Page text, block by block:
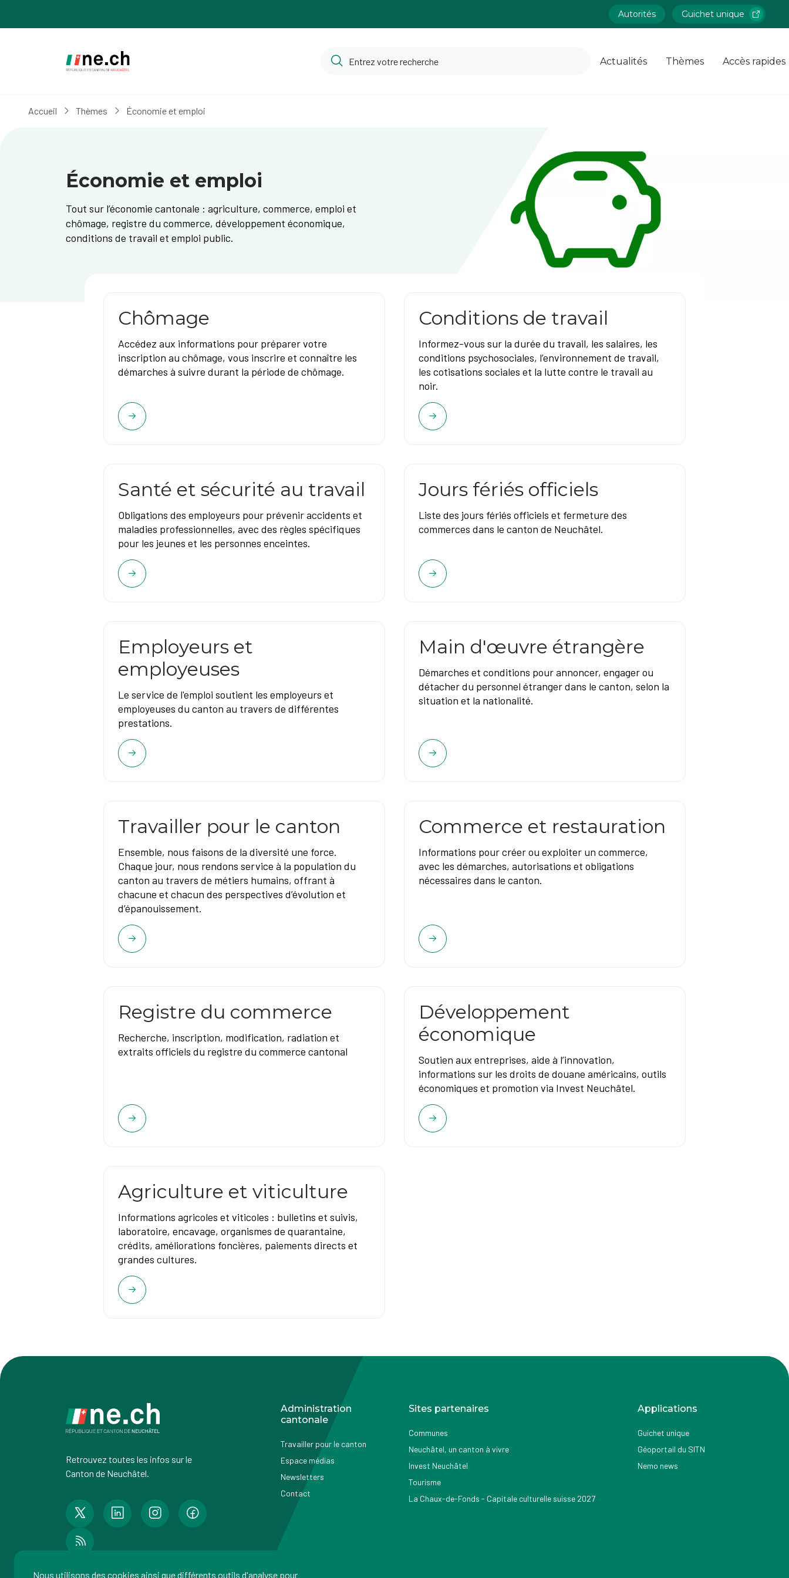
Autorités Guichet unique
Actualités Thèmes Accès rapides
Accueil Thèmes Économie et emploi
Économie et emploi
Tout sur l’économie cantonale : agriculture, commerce, emploi et
chômage, registre du commerce, développement économique,
conditions de travail et emploi public.
Chômage
Accédez aux informations pour préparer votre
inscription au chômage, vous inscrire et connaître les
démarches à suivre durant la période de chômage.
Conditions de travail
Informez-vous sur la durée du travail, les salaires, les
conditions psychosociales, l’environnement de travail,
les cotisations sociales et la lutte contre le travail au
noir.
Santé et sécurité au travail
Obligations des employeurs pour prévenir accidents et
maladies professionnelles, avec des règles spécifiques
pour les jeunes et les personnes enceintes.
Jours fériés officiels
Liste des jours fériés officiels et fermeture des
commerces dans le canton de Neuchâtel.
Employeurs et
employeuses
Le service de l'emploi soutient les employeurs et
employeuses du canton au travers de différentes
prestations.
Main d'œuvre étrangère
Démarches et conditions pour annoncer, engager ou
détacher du personnel étranger dans le canton, selon la
situation et la nationalité.
Travailler pour le canton
Ensemble, nous faisons de la diversité une force.
Chaque jour, nous rendons service à la population du
canton au travers de métiers humains, offrant à
chacune et chacun des perspectives d’évolution et
d’épanouissement.
Commerce et restauration
Informations pour créer ou exploiter un commerce,
avec les démarches, autorisations et obligations
nécessaires dans le canton.
Registre du commerce
Recherche, inscription, modification, radiation et
extraits officiels du registre du commerce cantonal
Développement
économique
Soutien aux entreprises, aide à l’innovation,
informations sur les droits de douane américains, outils
économiques et promotion via Invest Neuchâtel.
Agriculture et viticulture
Informations agricoles et viticoles : bulletins et suivis,
laboratoire, encavage, organismes de quarantaine,
crédits, améliorations foncières, paiements directs et
grandes cultures.
Retrouvez toutes les infos sur le
Canton de Neuchâtel.
Administration
cantonale
Travailler pour le canton
Espace médias
Newsletters
Contact
Sites partenaires
Communes
Neuchâtel, un canton à vivre
Invest Neuchâtel
Tourisme
La Chaux-de-Fonds - Capitale culturelle suisse 2027
Applications
Guichet unique
Géoportail du SITN
Nemo news
Nous utilisons des cookies ainsi que différents outils d'analyse pour